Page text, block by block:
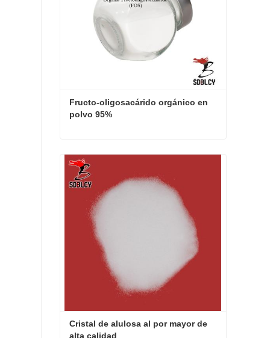
Fructo-oligosacárido orgánico en
polvo 95%
Fructo-oligosacárido orgánico en polvo 95%
Contacta ahora
Cristal de alulosa al por mayor de
alta calidad